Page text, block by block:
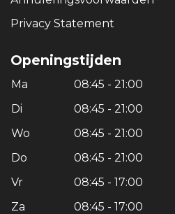
Privacy Statement
Openingstijden
Ma
08:45 - 21:00
Di
08:45 - 21:00
Wo
08:45 - 21:00
Do
08:45 - 21:00
Vr
08:45 - 17:00
Za
08:45 - 17:00